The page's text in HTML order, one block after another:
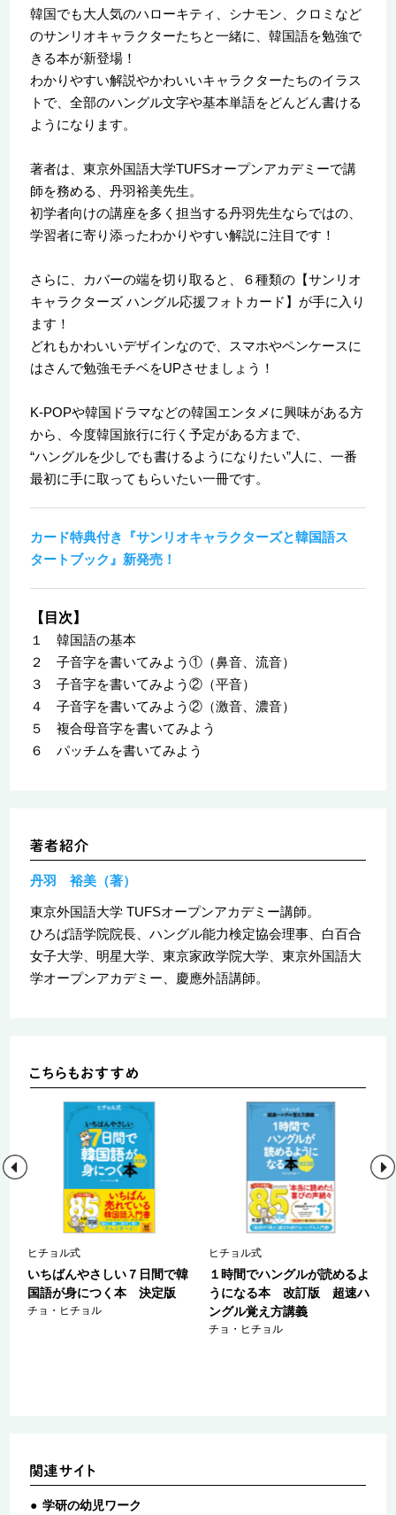
韓国でも大人気のハローキティ、シナモン、クロミなど
のサンリオキャラクターたちと一緒に、韓国語を勉強で
きる本が新登場！
わかりやすい解説やかわいいキャラクターたちのイラス
トで、全部のハングル文字や基本単語をどんどん書ける
ようになります。
著者は、東京外国語大学TUFSオープンアカデミーで講
師を務める、丹羽裕美先生。
初学者向けの講座を多く担当する丹羽先生ならではの、
学習者に寄り添ったわかりやすい解説に注目です！
さらに、カバーの端を切り取ると、６種類の【サンリオ
キャラクターズ ハングル応援フォトカード】が手に入り
ます！
どれもかわいいデザインなので、スマホやペンケースに
はさんで勉強モチベをUPさせましょう！
K-POPや韓国ドラマなどの韓国エンタメに興味がある方
から、今度韓国旅行に行く予定がある方まで、
“ハングルを少しでも書けるようになりたい”人に、一番
最初に手に取ってもらいたい一冊です。
カード特典付き『サンリオキャラクターズと韓国語ス
タートブック』新発売！
【目次】
１ 韓国語の基本
２ 子音字を書いてみよう①（鼻音、流音）
３ 子音字を書いてみよう②（平音）
４ 子音字を書いてみよう②（激音、濃音）
５ 複合母音字を書いてみよう
６ パッチムを書いてみよう
丹羽 裕美（著）
東京外国語大学 TUFSオープンアカデミー講師。
ひろば語学院院長、ハングル能力検定協会理事、白百合
女子大学、明星大学、東京家政学院大学、東京外国語大
学オープンアカデミー、慶應外語講師。
ヒチョル式
いちばんやさしい７日間で韓
国語が身につく本 決定版
チョ・ヒチョル
ヒチョル式
１時間でハングルが読めるよ
うになる本 改訂版 超速ハ
ングル覚え方講義
チョ・ヒチョル
学研の幼児ワーク